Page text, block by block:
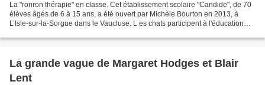
La "ronron thérapie" en classe. Cet établissement scolaire "Candide", de 70
élèves âgés de 6 à 15 ans, a été ouvert par Michèle Bourton en 2013, à
L’Isle-sur-la-Sorgue dans le Vaucluse. L es chats participent à l'éducation
La grande vague de Margaret Hodges et Blair
Lent